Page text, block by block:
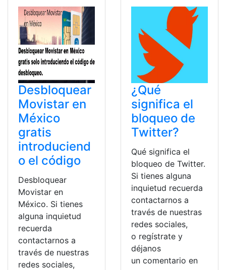
Desbloquear
Movistar en
México
gratis
introduciend
o el código
Desbloquear
Movistar en
México. Si tienes
alguna inquietud
recuerda
contactarnos a
través de nuestras
redes sociales,
¿Qué
significa el
bloqueo de
Twitter?
Qué significa el
bloqueo de Twitter.
Si tienes alguna
inquietud recuerda
contactarnos a
través de nuestras
redes sociales,
o regístrate y
déjanos
un comentario en